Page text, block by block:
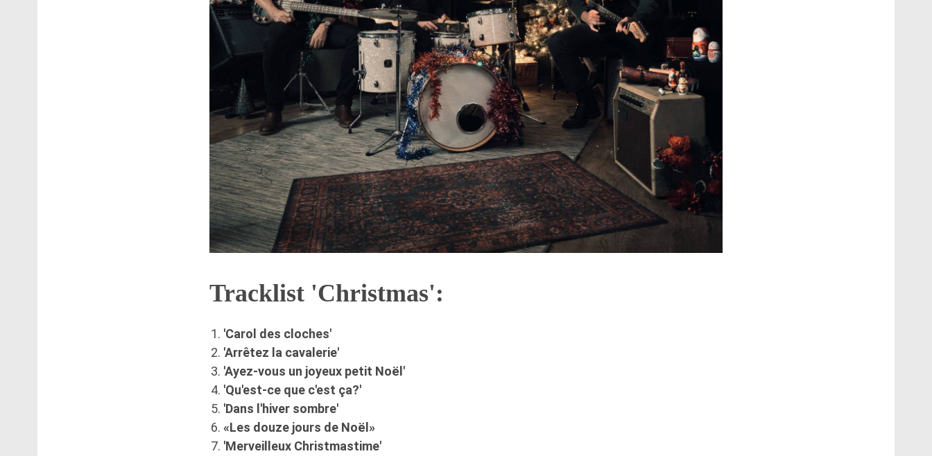
Tracklist 'Christmas':
'Carol des cloches'
'Arrêtez la cavalerie'
'Ayez-vous un joyeux petit Noël'
'Qu'est-ce que c'est ça?'
'Dans l'hiver sombre'
«Les douze jours de Noël»
'Merveilleux Christmastime'